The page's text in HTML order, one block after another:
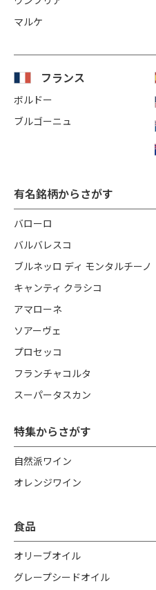
マルケ
フランス
ボルドー
ブルゴーニュ
有名銘柄からさがす
バローロ
バルバレスコ
ブルネッロ ディ モンタルチーノ
キャンティ クラシコ
アマローネ
ソアーヴェ
プロセッコ
フランチャコルタ
スーパータスカン
特集からさがす
自然派ワイン
オレンジワイン
食品
オリーブオイル
グレープシードオイル